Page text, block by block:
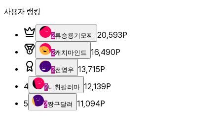
사용자 랭킹
2류승룡기모찌 20,593P
2캐치마인드 16,490P
2전영우 13,715P
4
2니취팔러마 12,139P
5
2짱구달려 11,094P